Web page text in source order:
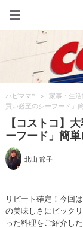
ハピママ* > 家事・生活
買い必至のシーフード」
【コストコ】
ーフード」簡
北山 節子
リピート確定！今回
の美味しさにビック
った料理をご紹介した